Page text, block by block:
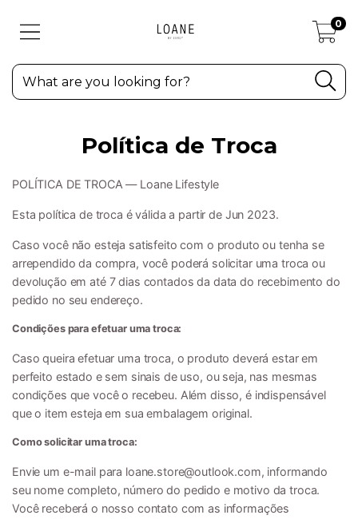
0
Política de Troca
POLÍTICA DE TROCA — Loane Lifestyle
Esta política de troca é válida a partir de Jun 2023.
Caso você não esteja satisfeito com o produto ou tenha se
arrependido da compra, você poderá solicitar uma troca ou
devolução em até 7 dias contados da data do recebimento do
pedido no seu endereço.
Condições para efetuar uma troca:
Caso queira efetuar uma troca, o produto deverá estar em
perfeito estado e sem sinais de uso, ou seja, nas mesmas
condições que você o recebeu. Além disso, é indispensável
que o item esteja em sua embalagem original.
Como solicitar uma troca:
Envie um e-mail para loane.store@outlook.com, informando
seu nome completo, número do pedido e motivo da troca.
Você receberá o nosso contato com as informações